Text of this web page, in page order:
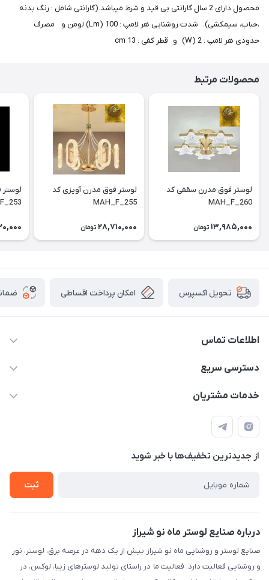
محصول دارای 2 سال گارانتی بی قید و شرط میباشد.(گارانتی شامل : رنگ بدنه
،حباب، سیمکشی). شدت روشنایی هر لامپ : 100 (Lm) لومن و مصرف
حدودی هر لامپ : 2 (W) و قطر کفی : 13 cm
محصولات مرتبط
لوستر فوق مدرن سقفی کد
MAH_F_260
13,985,000 تومان
لوستر فوق مدرن آویزی کد
MAH_F_255
28,710,000 تومان
تحویل اکسپرس امکان پرداخت اقساطی
اطلاعات تماس
09171115348
طبقه همکف واحد 131
دسترسی سریع
مجله فروشگاه
درباره ما
تماس با ما
خدمات مشتریان
قوانین و مقررات
حریم خصوصی
راهنما
از جدید‌ترین تخفیف‌ها با‌ خبر شوید
ثبت
درباره صنایع لوستر ماه نو شیراز
صنایع لوستر و روشنایی ماه نو شیراز بیش از یک دهه در عرصه برق، لوستر، نور
و روشنایی فعالیت دارد. فعالیت ما در راستای تولید لوسترهای زیبا، لوکس، در